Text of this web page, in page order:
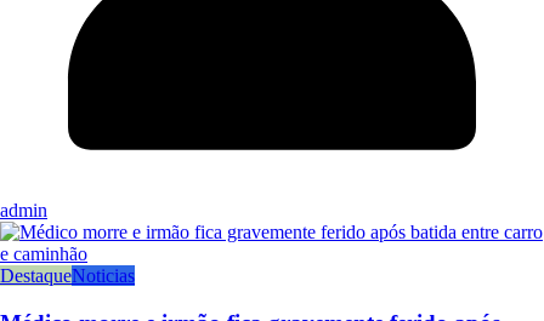
admin
DestaqueNoticias